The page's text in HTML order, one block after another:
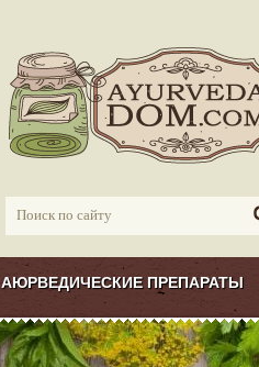
АЮРВЕДИЧЕСКИЕ ПРЕПАРАТЫ